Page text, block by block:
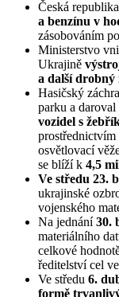
Česká
a benzínu v
zásobováním
Ministerstvo
Ukrajině
a další drobný
Hasičský
parku a
vozidel s
prostřednictvím
osvětlovací
se blíží k 4,5
Ve středu 23.
ukrajinské
vojenského
Na jednání30.
materiálního
celkové
ředitelství cel
Ve středu 6.
formě